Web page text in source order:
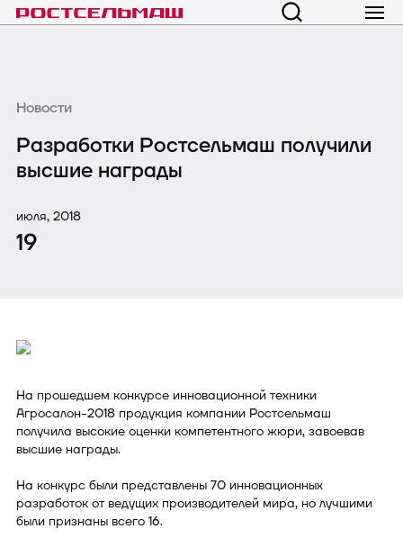
Новости
Разработки Ростсельмаш получили
высшие награды
июля, 2018
19
На прошедшем конкурсе инновационной техники
Агросалон-2018 продукция компании Ростсельмаш
получила высокие оценки компетентного жюри, завоевав
высшие награды.
На конкурс были представлены 70 инновационных
разработок от ведущих производителей мира, но лучшими
были признаны всего 16.